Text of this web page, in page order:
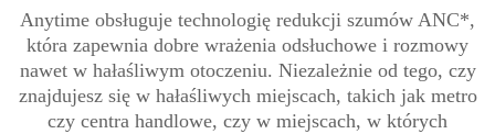
Anytime obsługuje technologię redukcji szumów ANC*,
która zapewnia dobre wrażenia odsłuchowe i rozmowy
nawet w hałaśliwym otoczeniu. Niezależnie od tego, czy
znajdujesz się w hałaśliwych miejscach, takich jak metro
czy centra handlowe, czy w miejscach, w których